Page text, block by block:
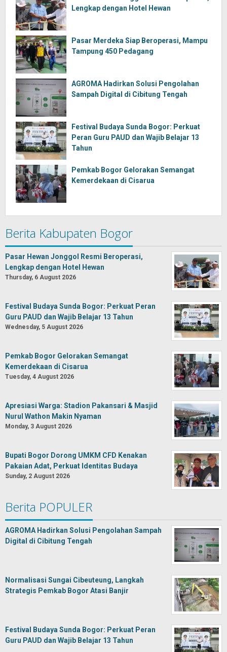
Lengkap dengan Hotel Hewan
Pasar Merdeka Siap Beroperasi, Mampu
Tampung 450 Pedagang
AGROMA Hadirkan Solusi Pengolahan
Sampah Digital di Cibitung Tengah
Festival Budaya Sunda Bogor: Perkuat
Peran Guru PAUD dan Wajib Belajar 13
Tahun
Pemkab Bogor Gelorakan Semangat
Kemerdekaan di Cisarua
Berita Kabupaten Bogor
Pasar Hewan Jonggol Resmi Beroperasi,
Lengkap dengan Hotel Hewan
Thursday, 6 August 2026
Festival Budaya Sunda Bogor: Perkuat Peran
Guru PAUD dan Wajib Belajar 13 Tahun
Wednesday, 5 August 2026
Pemkab Bogor Gelorakan Semangat
Kemerdekaan di Cisarua
Tuesday, 4 August 2026
Apresiasi Warga: Stadion Pakansari & Masjid
Nurul Wathon Makin Nyaman
Monday, 3 August 2026
Bupati Bogor Dorong UMKM CFD Kenakan
Pakaian Adat, Perkuat Identitas Budaya
Sunday, 2 August 2026
Berita POPULER
AGROMA Hadirkan Solusi Pengolahan Sampah
Digital di Cibitung Tengah
Normalisasi Sungai Cibeuteung, Langkah
Strategis Pemkab Bogor Atasi Banjir
Festival Budaya Sunda Bogor: Perkuat Peran
Guru PAUD dan Wajib Belajar 13 Tahun